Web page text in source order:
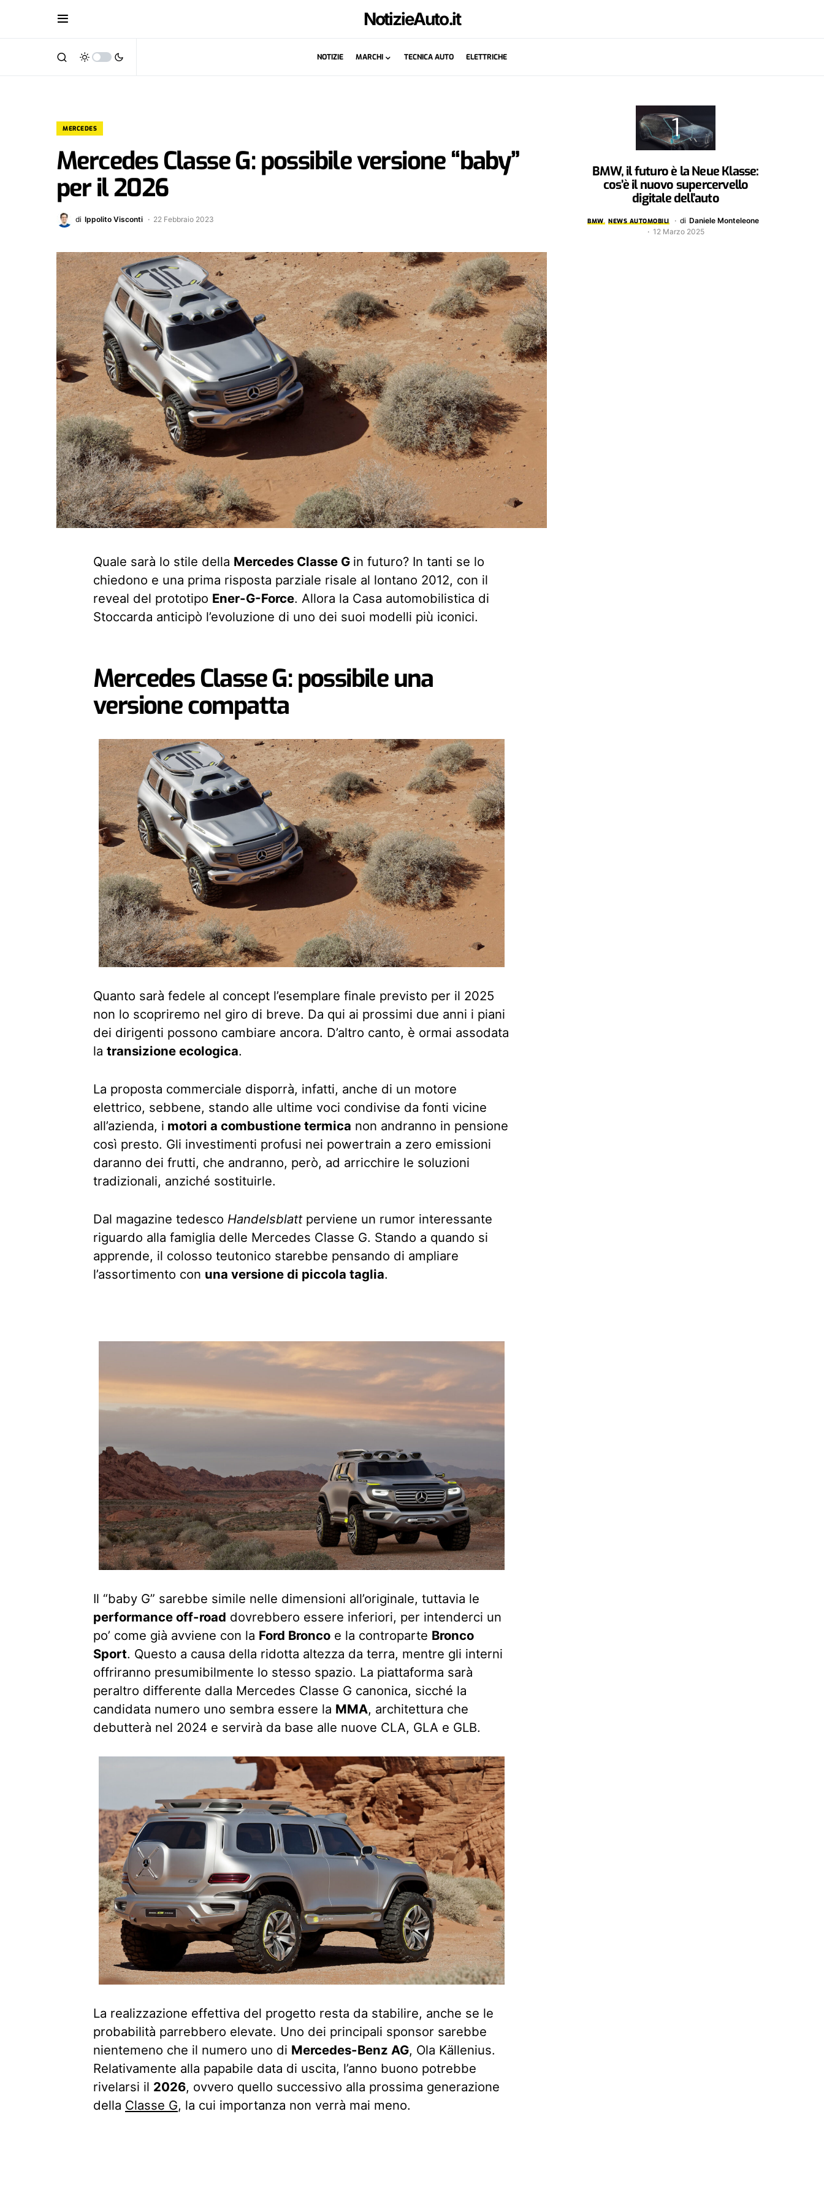
NotizieAuto.it
NOTIZIE MARCHI TECNICA AUTO ELETTRICHE
MERCEDES
Mercedes Classe G: possibile versione “baby”
per il 2026
di Ippolito Visconti 22 Febbraio 2023
Quale sarà lo stile della Mercedes Classe G in futuro? In tanti se lo
chiedono e una prima risposta parziale risale al lontano 2012, con il
reveal del prototipo Ener-G-Force. Allora la Casa automobilistica di
Stoccarda anticipò l’evoluzione di uno dei suoi modelli più iconici.
Mercedes Classe G: possibile una
versione compatta
Quanto sarà fedele al concept l’esemplare finale previsto per il 2025
non lo scopriremo nel giro di breve. Da qui ai prossimi due anni i piani
dei dirigenti possono cambiare ancora. D’altro canto, è ormai assodata
la transizione ecologica.
La proposta commerciale disporrà, infatti, anche di un motore
elettrico, sebbene, stando alle ultime voci condivise da fonti vicine
all’azienda, i motori a combustione termica non andranno in pensione
così presto. Gli investimenti profusi nei powertrain a zero emissioni
daranno dei frutti, che andranno, però, ad arricchire le soluzioni
tradizionali, anziché sostituirle.
Dal magazine tedesco Handelsblattperviene un rumor interessante
riguardo alla famiglia delle Mercedes Classe G. Stando a quando si
apprende, il colosso teutonico starebbe pensando di ampliare
l’assortimento con una versione di piccola taglia.
Il “baby G” sarebbe simile nelle dimensioni all’originale, tuttavia le
performance off-road dovrebbero essere inferiori, per intenderci un
po’ come già avviene con la Ford Bronco e la controparte Bronco
Sport. Questo a causa della ridotta altezza da terra, mentre gli interni
offriranno presumibilmente lo stesso spazio. La piattaforma sarà
peraltro differente dalla Mercedes Classe G canonica, sicché la
candidata numero uno sembra essere la MMA, architettura che
debutterà nel 2024 e servirà da base alle nuove CLA, GLA e GLB.
La realizzazione effettiva del progetto resta da stabilire, anche se le
probabilità parrebbero elevate. Uno dei principali sponsor sarebbe
nientemeno che il numero uno di Mercedes-Benz AG, Ola Källenius.
Relativamente alla papabile data di uscita, l’anno buono potrebbe
rivelarsi il 2026, ovvero quello successivo alla prossima generazione
della Classe G, la cui importanza non verrà mai meno.
BMW, il futuro è la Neue Klasse:
cos’è il nuovo supercervello
digitale dell’auto
BMW NEWS AUTOMOBILI di Daniele Monteleone
12 Marzo 2025